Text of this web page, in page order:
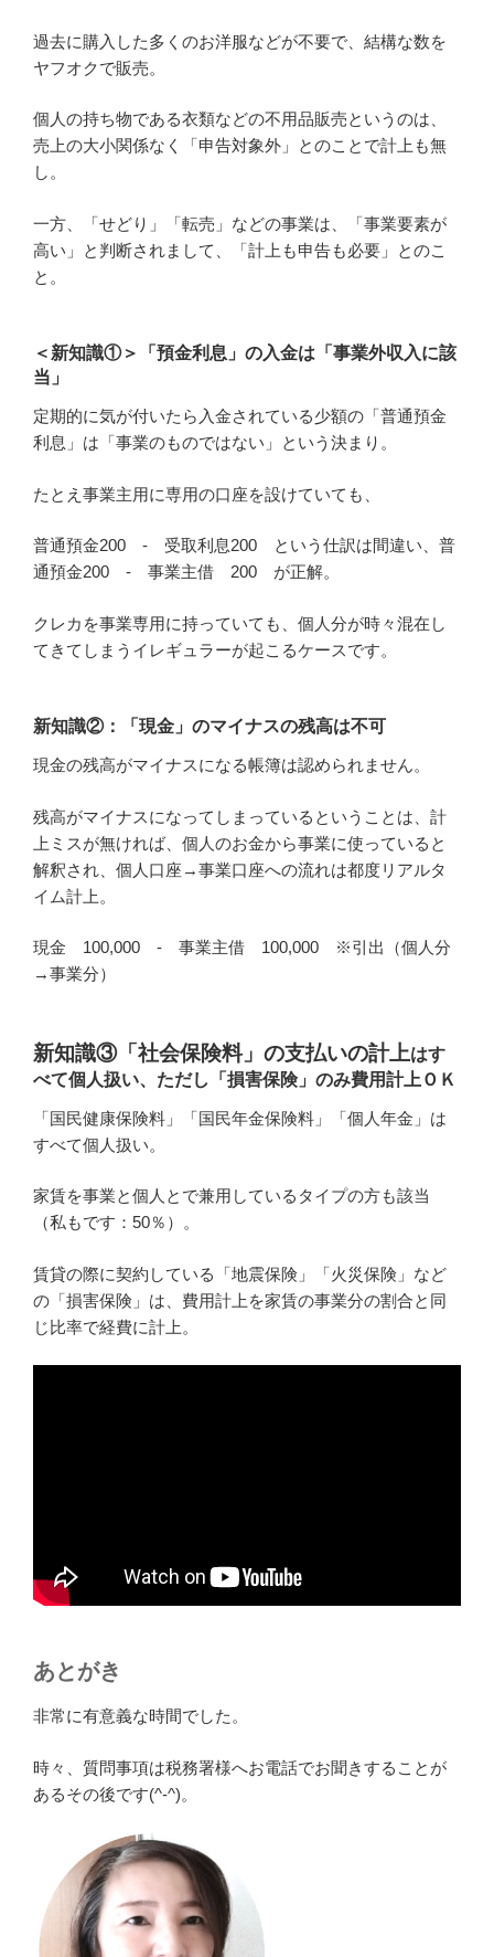
過去に購入した多くのお洋服などが不要で、結構な数を
ヤフオクで販売。
個人の持ち物である衣類などの不用品販売というのは、
売上の大小関係なく「申告対象外」とのことで計上も無
し。
一方、「せどり」「転売」などの事業は、「事業要素が
高い」と判断されまして、「計上も申告も必要」とのこ
と。
＜新知識①＞「預金利息」の入金は「事業外収入に該
当」
定期的に気が付いたら入金されている少額の「普通預金
利息」は「事業のものではない」という決まり。
たとえ事業主用に専用の口座を設けていても、
普通預金200 - 受取利息200 という仕訳は間違い、普
通預金200 - 事業主借 200 が正解。
クレカを事業専用に持っていても、個人分が時々混在し
てきてしまうイレギュラーが起こるケースです。
新知識②：「現金」のマイナスの残高は不可
現金の残高がマイナスになる帳簿は認められません。
残高がマイナスになってしまっているということは、計
上ミスが無ければ、個人のお金から事業に使っていると
解釈され、個人口座→事業口座への流れは都度リアルタ
イム計上。
現金 100,000 - 事業主借 100,000 ※引出（個人分
→事業分）
新知識③「社会保険料」の支払いの計上はす
べて個人扱い、ただし「損害保険」のみ費用計上ＯＫ
「国民健康保険料」「国民年金保険料」「個人年金」は
すべて個人扱い。
家賃を事業と個人とで兼用しているタイプの方も該当
（私もです：50％）。
賃貸の際に契約している「地震保険」「火災保険」など
の「損害保険」は、費用計上を家賃の事業分の割合と同
じ比率で経費に計上。
あとがき
非常に有意義な時間でした。
時々、質問事項は税務署様へお電話でお聞きすることが
あるその後です(^-^)。